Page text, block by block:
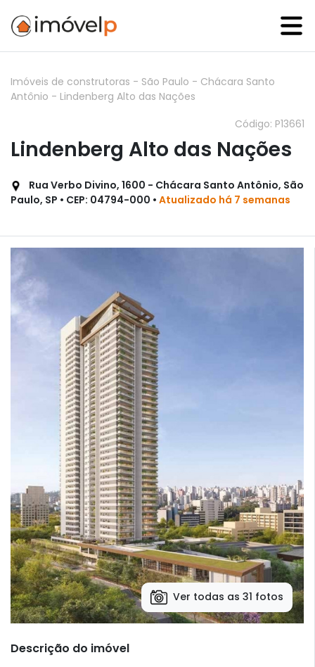
Imóveis de construtoras - São Paulo - Chácara Santo
Antônio - Lindenberg Alto das Nações
Código: P13661
Lindenberg Alto das Nações
Rua Verbo Divino, 1600 - Chácara Santo Antônio, São
Paulo, SP • CEP: 04794-000 • Atualizado há 7 semanas
Ver todas as 31 fotos
Descrição do imóvel